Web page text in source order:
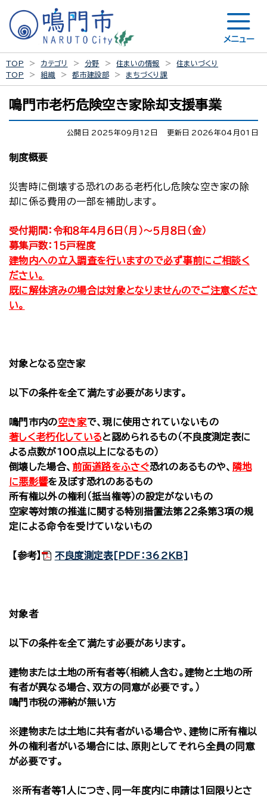
メニュー
TOP カテゴリ 分野 住まいの情報
住まいづくり
TOP
組織 都市建設部 まちづくり課
鳴門市老朽危険空き家除却支援事業
公開日 2025年09月12日 更新日 2026年04月01日
制度概要
災害時に倒壊する恐れのある老朽化し危険な空き家の除
却に係る費用の一部を補助します。
受付期間：令和８年４月６日（月）～５月８日（金）
募集戸数：１５戸程度
建物内への立入調査を行いますので必ず事前にご相談く
ださい。
既に解体済みの場合は対象となりませんのでご注意くださ
い。
対象となる空き家
以下の条件を全て満たす必要があります。
鳴門市内の空き家で、現に使用されていないもの
著しく老朽化していると認められるもの（不良度測定表に
よる点数が100点以上になるもの）
倒壊した場合、前面道路をふさぐ恐れのあるものや、 隣地
に悪影響を及ぼす恐れのあるもの
所有権以外の権利（抵当権等）の設定がないもの
空家等対策の推進に関する特別措置法第２２条第３項の規
定による命令を受けていないもの
【参考】 不良度測定表[PDF：362KB]
対象者
以下の条件を全て満たす必要があります。
建物または土地の所有者等（相続人含む。建物と土地の所
有者が異なる場合、双方の同意が必要です。）
鳴門市税の滞納が無い方
※建物または土地に共有者がいる場合や、建物に所有権以
外の権利者がいる場合には、原則としてそれら全員の同意
が必要です。
※所有者等１人につき、同一年度内に申請は１回限りとさ